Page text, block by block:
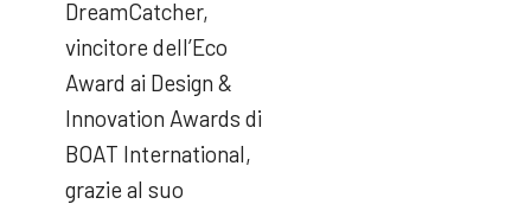
DreamCatcher,
vincitore dell’Eco
Award ai Design &
Innovation Awards di
BOAT International,
grazie al suo